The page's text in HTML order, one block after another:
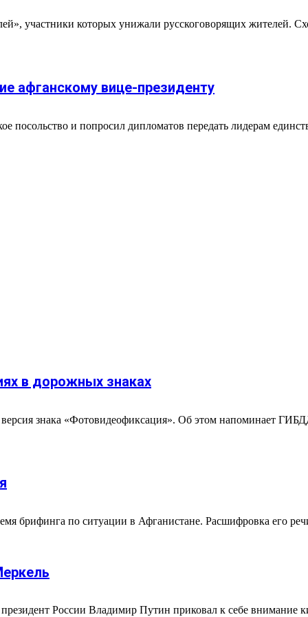
участники которых унижали русскоговорящих жителей.
афганскому вице-президенту
посольство и попросил дипломатов передать лидерам
в дорожных знаках
версия знака «Фотовидеофиксация». Об этом напоминает
брифинга по ситуации в Афганистане. Расшифровка его
России Владимир Путин приковал к себе внимание